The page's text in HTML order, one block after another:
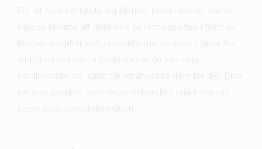
För att kunna erbjuda dig Klarnas betalmetoder kan vi i
kassan komma att dela dina personuppgifter i form av
kontaktuppgifter och orderinformation med Klarna, för
att Klarna ska kunna bedöma om du kan välja
betalmetoderna, samt för att anpassa dem för dig. Dina
personuppgifter som delas behandlas enligt Klarnas
egen dataskyddsinformation.